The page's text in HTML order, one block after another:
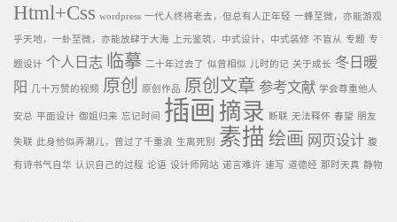
Html+Css wordpress 一代人终将老去，但总有人正年轻 一蜂至微，亦能游观
乎天地，一虲至微，亦能放肆于大海 上元鉴筑，中式设计，中式装修 不盲从 专题 专
题设计 个人日志 临摹 二十年过去了 似曾相似 儿时的记 关于成长 冬日暖
阳
几十万赞的视频 原创 原创作品 原创文章 参考文献 学会尊重他人
安总 平面设计 御姐归来 忘记时间 插画 摘录 断联 无法释怀 春望 朋友
失联 此身恰似弄潮儿，曾过了千重浪 生离死别 素描 绘画 网页设计 腹
有诗书气自华 认识自己的过程 论语 设计师网站 诺言难许 速写 道德经 那时天真 静物